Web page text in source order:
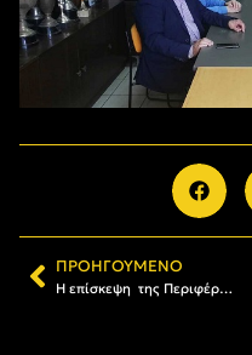
ΠΡΟΗΓΟΎΜΕΝΟ
Η επίσκεψη της Περιφέρειας στον ΑΣ ΑΡΗΣ